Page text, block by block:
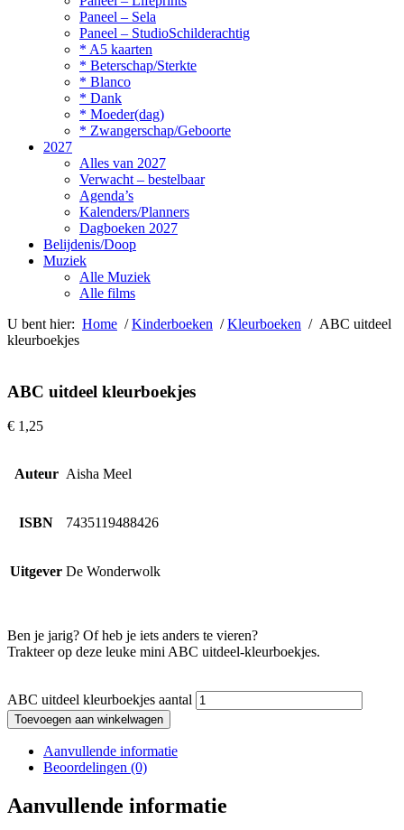
Paneel – Sela
Paneel – StudioSchilderachtig
* A5 kaarten
* Beterschap/Sterkte
* Blanco
* Dank
* Moeder(dag)
* Zwangerschap/Geboorte
2027
Alles van 2027
Verwacht – bestelbaar
Agenda’s
Kalenders/Planners
Dagboeken 2027
Belijdenis/Doop
Muziek
Alle Muziek
Alle films
U bent hier: Home /Kinderboeken /Kleurboeken / ABC uitdeel
kleurboekjes
ABC uitdeel kleurboekjes
€ 1,25
Auteur Aisha Meel
ISBN 7435119488426
Uitgever De Wonderwolk
Ben je jarig? Of heb je iets anders te vieren?
Trakteer op deze leuke mini ABC uitdeel-kleurboekjes.
ABC uitdeel kleurboekjes aantal
Toevoegen aan winkelwagen
Aanvullende informatie
Beoordelingen (0)
Aanvullende informatie